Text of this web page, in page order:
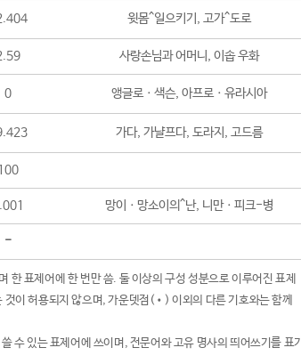
윗몸^일으키기, 고가^도로
사랑손님과 어머니, 이솝 우화
0 앵글로ㆍ색슨, 아프로ㆍ유라시아
가다, 가냘프다, 도라지, 고드름
망이ㆍ망소이의^난, 니만ㆍ피크-병
-
표제어에 한 번만 씀. 둘 이상의 구성 성분으로 이루어진 표제
이 허용되지 않으며, 가운뎃점(•) 이외의 다른 기호와는 함께
수 있는 표제어에 쓰이며, 전문어와 고유 명사의 띄어쓰기를 표기